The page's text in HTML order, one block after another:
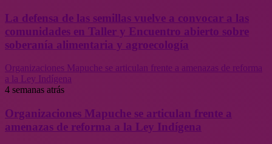
La defensa de las semillas vuelve a convocar a las
comunidades en Taller y Encuentro abierto sobre
soberanía alimentaria y agroecología
Organizaciones Mapuche se articulan frente a amenazas de reforma
a la Ley Indígena
4 semanas atrás
Organizaciones Mapuche se articulan frente a
amenazas de reforma a la Ley Indígena